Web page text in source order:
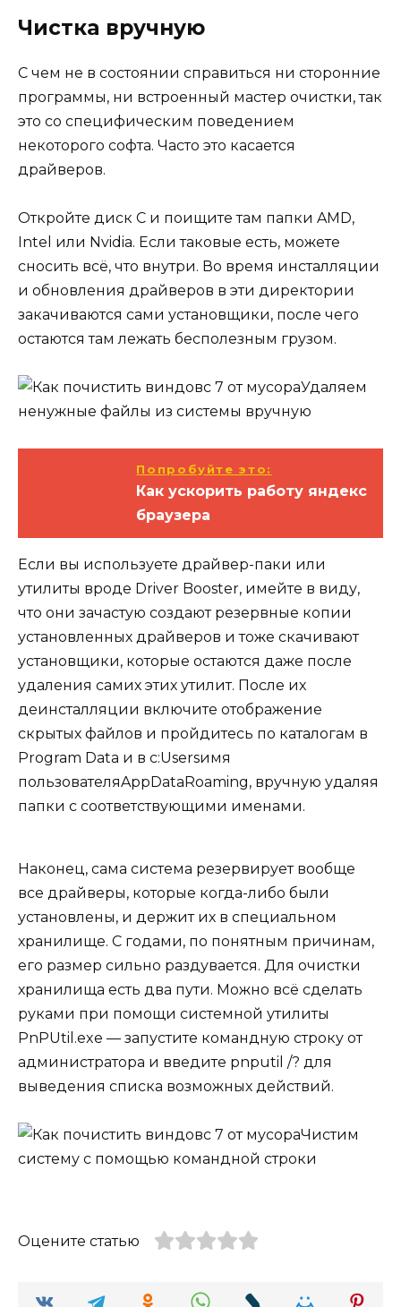
Чистка вручную
С чем не в состоянии справиться ни сторонние
программы, ни встроенный мастер очистки, так
это со специфическим поведением
некоторого софта. Часто это касается
драйверов.
Откройте диск C и поищите там папки AMD,
Intel или Nvidia. Если таковые есть, можете
сносить всё, что внутри. Во время инсталляции
и обновления драйверов в эти директории
закачиваются сами установщики, после чего
остаются там лежать бесполезным грузом.
Удаляем
ненужные файлы из системы вручную
Попробуйте это:
Как ускорить работу яндекс
браузера
Если вы используете драйвер-паки или
утилиты вроде Driver Booster, имейте в виду,
что они зачастую создают резервные копии
установленных драйверов и тоже скачивают
установщики, которые остаются даже после
удаления самих этих утилит. После их
деинсталляции включите отображение
скрытых файлов и пройдитесь по каталогам в
Program Data и в c:Usersимя
пользователяAppDataRoaming, вручную удаляя
папки с соответствующими именами.
Наконец, сама система резервирует вообще
все драйверы, которые когда-либо были
установлены, и держит их в специальном
хранилище. С годами, по понятным причинам,
его размер сильно раздувается. Для очистки
хранилища есть два пути. Можно всё сделать
руками при помощи системной утилиты
PnPUtil.exe — запустите командную строку от
администратора и введите pnputil /? для
выведения списка возможных действий.
Чистим
систему с помощью командной строки
Оцените статью